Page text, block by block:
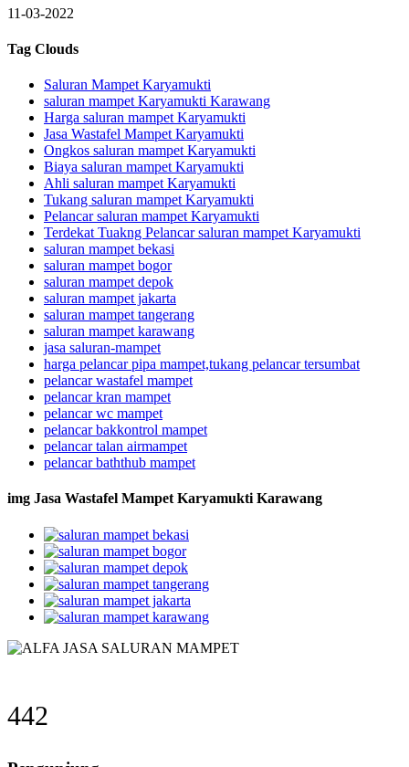
11-03-2022
Tag Clouds
Saluran Mampet Karyamukti
saluran mampet Karyamukti Karawang
Harga saluran mampet Karyamukti
Jasa Wastafel Mampet Karyamukti
Ongkos saluran mampet Karyamukti
Biaya saluran mampet Karyamukti
Ahli saluran mampet Karyamukti
Tukang saluran mampet Karyamukti
Pelancar saluran mampet Karyamukti
Terdekat Tuakng Pelancar saluran mampet Karyamukti
saluran mampet bekasi
saluran mampet bogor
saluran mampet depok
saluran mampet jakarta
saluran mampet tangerang
saluran mampet karawang
jasa saluran-mampet
harga pelancar pipa mampet,tukang pelancar tersumbat
pelancar wastafel mampet
pelancar kran mampet
pelancar wc mampet
pelancar bakkontrol mampet
pelancar talan airmampet
pelancar baththub mampet
img Jasa Wastafel Mampet Karyamukti Karawang
442